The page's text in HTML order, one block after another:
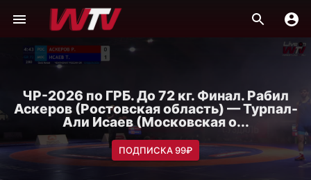
ЧР-2026 по ГРБ. До 72 кг. Финал. Рабил
Аскеров (Ростовская область) — Турпал-
Али Исаев (Московская о...
ПОДПИСКА 99₽